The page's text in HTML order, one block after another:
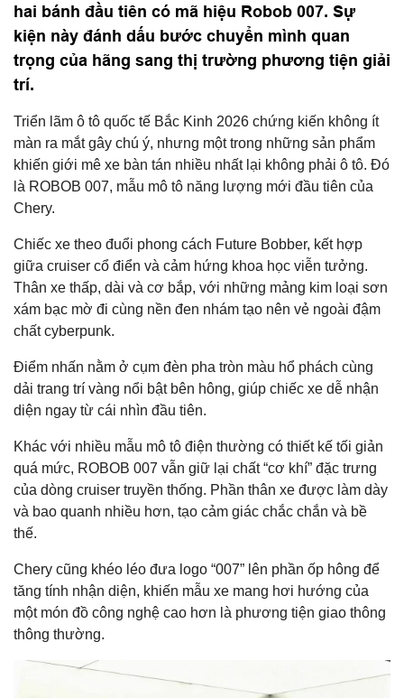
hai bánh đầu tiên có mã hiệu Robob 007. Sự
kiện này đánh dấu bước chuyển mình quan
trọng của hãng sang thị trường phương tiện giải
trí.
Triển lãm ô tô quốc tế Bắc Kinh 2026 chứng kiến không ít
màn ra mắt gây chú ý, nhưng một trong những sản phẩm
khiến giới mê xe bàn tán nhiều nhất lại không phải ô tô. Đó
là ROBOB 007, mẫu mô tô năng lượng mới đầu tiên của
Chery.
Chiếc xe theo đuổi phong cách Future Bobber, kết hợp
giữa cruiser cổ điển và cảm hứng khoa học viễn tưởng.
Thân xe thấp, dài và cơ bắp, với những mảng kim loại sơn
xám bạc mờ đi cùng nền đen nhám tạo nên vẻ ngoài đậm
chất cyberpunk.
Điểm nhấn nằm ở cụm đèn pha tròn màu hổ phách cùng
dải trang trí vàng nổi bật bên hông, giúp chiếc xe dễ nhận
diện ngay từ cái nhìn đầu tiên.
Khác với nhiều mẫu mô tô điện thường có thiết kế tối giản
quá mức, ROBOB 007 vẫn giữ lại chất “cơ khí” đặc trưng
của dòng cruiser truyền thống. Phần thân xe được làm dày
và bao quanh nhiều hơn, tạo cảm giác chắc chắn và bề
thế.
Chery cũng khéo léo đưa logo “007” lên phần ốp hông để
tăng tính nhận diện, khiến mẫu xe mang hơi hướng của
một món đồ công nghệ cao hơn là phương tiện giao thông
thông thường.